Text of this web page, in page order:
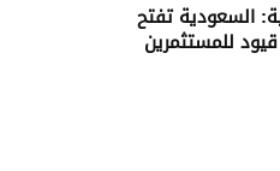
السعودية تفتح
للمستثمرين